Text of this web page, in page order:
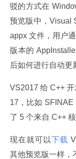
驳的方式在
预览版中，Visual
appx 文件，用户
版本的
后如何进行自动更
VS2017 给 C++
17，比如 SFINAE
了 5 个来自 C++
现在就可以下载
其他预览版一样，